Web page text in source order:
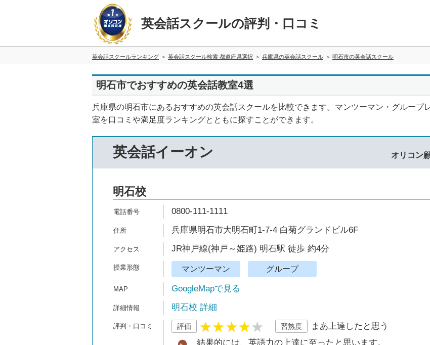
英会話スクールの評判・口コミ
英会話スクールランキング 英会話スクール検索 都道府県選択 兵庫県の英会話スクール 明石市の英会話スクール
明石市でおすすめの英会話教室4選
兵庫県の明石市にあるおすすめの英会話スクールを比較できます。マンツーマン・グループ
室を口コミや満足度ランキングとともに探すことができます。
英会話イーオン オリコン
明石校
0800-111-1111
兵庫県明石市大明石町1-7-4 白菊グランドビル6F
JR神戸線(神戸～姫路) 明石駅 徒歩 約4分
マンツーマン グループ
GoogleMapで見る
明石校 詳細
評価 習熟度
まあ上達したと思う
結果的には、英語力の上達に至ったと思います。